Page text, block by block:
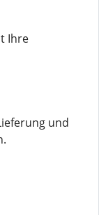
Ihre
und